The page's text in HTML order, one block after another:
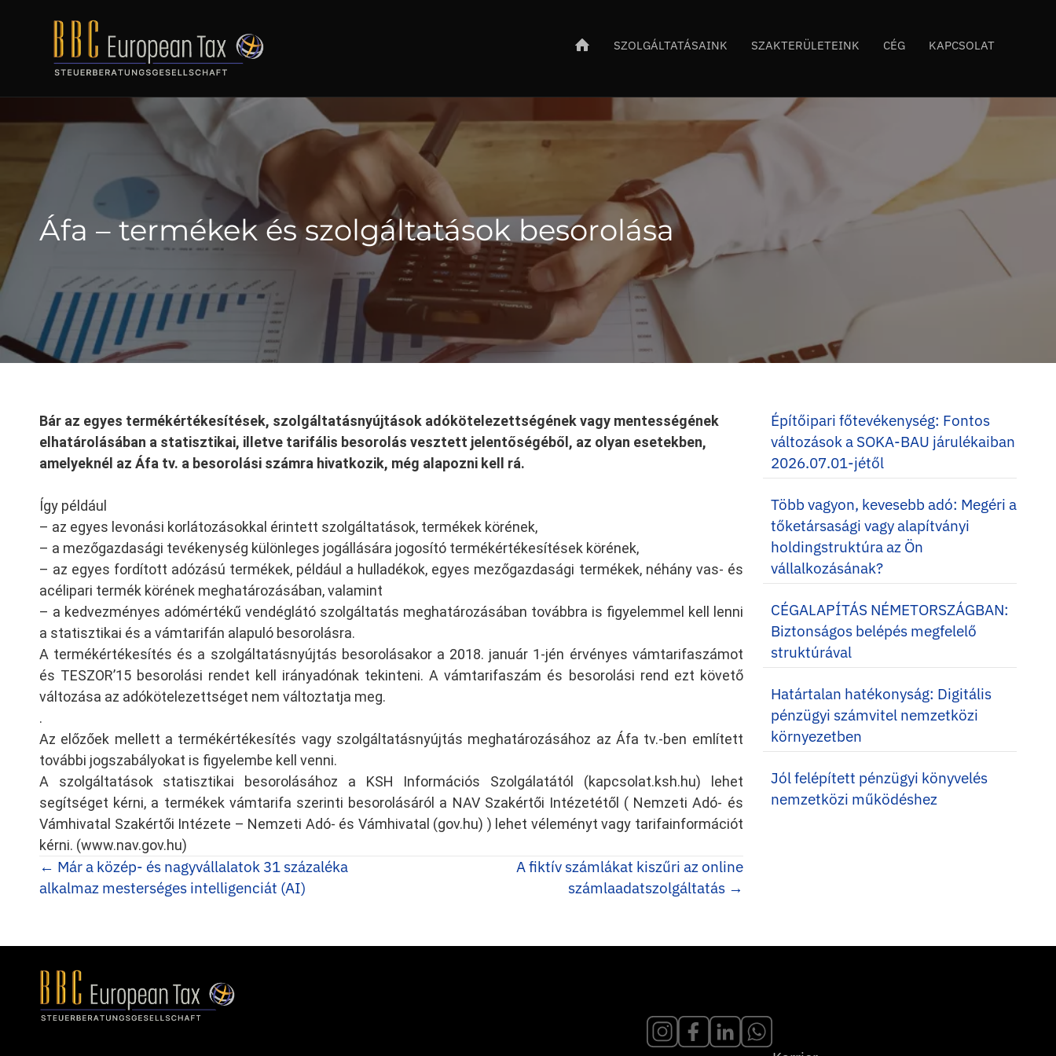
SZOLGÁLTATÁSAINK SZAKTERÜLETEINK CÉG KAPCSOLAT
Áfa – termékek és szolgáltatások besorolása
Bár az egyes termékértékesítések, szolgáltatásnyújtások adókötelezettségének vagy mentességének
elhatárolásában a statisztikai, illetve tarifális besorolás vesztett jelentőségéből, az olyan esetekben,
amelyeknél az Áfa tv. a besorolási számra hivatkozik, még alapozni kell rá.
Így például
– az egyes levonási korlátozásokkal érintett szolgáltatások, termékek körének,
– a mezőgazdasági tevékenység különleges jogállására jogosító termékértékesítések körének,
– az egyes fordított adózású termékek, például a hulladékok, egyes mezőgazdasági termékek, néhány vas- és
acélipari termék körének meghatározásában, valamint
– a kedvezményes adómértékű vendéglátó szolgáltatás meghatározásában továbbra is figyelemmel kell lenni
a statisztikai és a vámtarifán alapuló besorolásra.
A termékértékesítés és a szolgáltatásnyújtás besorolásakor a 2018. január 1-jén érvényes vámtarifaszámot
és TESZOR’15 besorolási rendet kell irányadónak tekinteni. A vámtarifaszám és besorolási rend ezt követő
változása az adókötelezettséget nem változtatja meg.
.
Az előzőek mellett a termékértékesítés vagy szolgáltatásnyújtás meghatározásához az Áfa tv.-ben említett
további jogszabályokat is figyelembe kell venni.
A szolgáltatások statisztikai besorolásához a KSH Információs Szolgálatától (kapcsolat.ksh.hu) lehet
segítséget kérni, a termékek vámtarifa szerinti besorolásáról a NAV Szakértői Intézetétől ( Nemzeti Adó- és
Vámhivatal Szakértői Intézete – Nemzeti Adó- és Vámhivatal (gov.hu) ) lehet véleményt vagy tarifainformációt
kérni. (www.nav.gov.hu)
Posts
navigation
← Már a közép- és nagyvállalatok 31 százaléka
alkalmaz mesterséges intelligenciát (AI)
A fiktív számlákat kiszűri az online
számlaadatszolgáltatás →
Építőipari főtevékenység: Fontos
változások a SOKA-BAU járulékaiban
2026.07.01-jétől
Több vagyon, kevesebb adó: Megéri a
tőketársasági vagy alapítványi
holdingstruktúra az Ön
vállalkozásának?
CÉGALAPÍTÁS NÉMETORSZÁGBAN:
Biztonságos belépés megfelelő
struktúrával
Határtalan hatékonyság: Digitális
pénzügyi számvitel nemzetközi
környezetben
Jól felépített pénzügyi könyvelés
nemzetközi működéshez